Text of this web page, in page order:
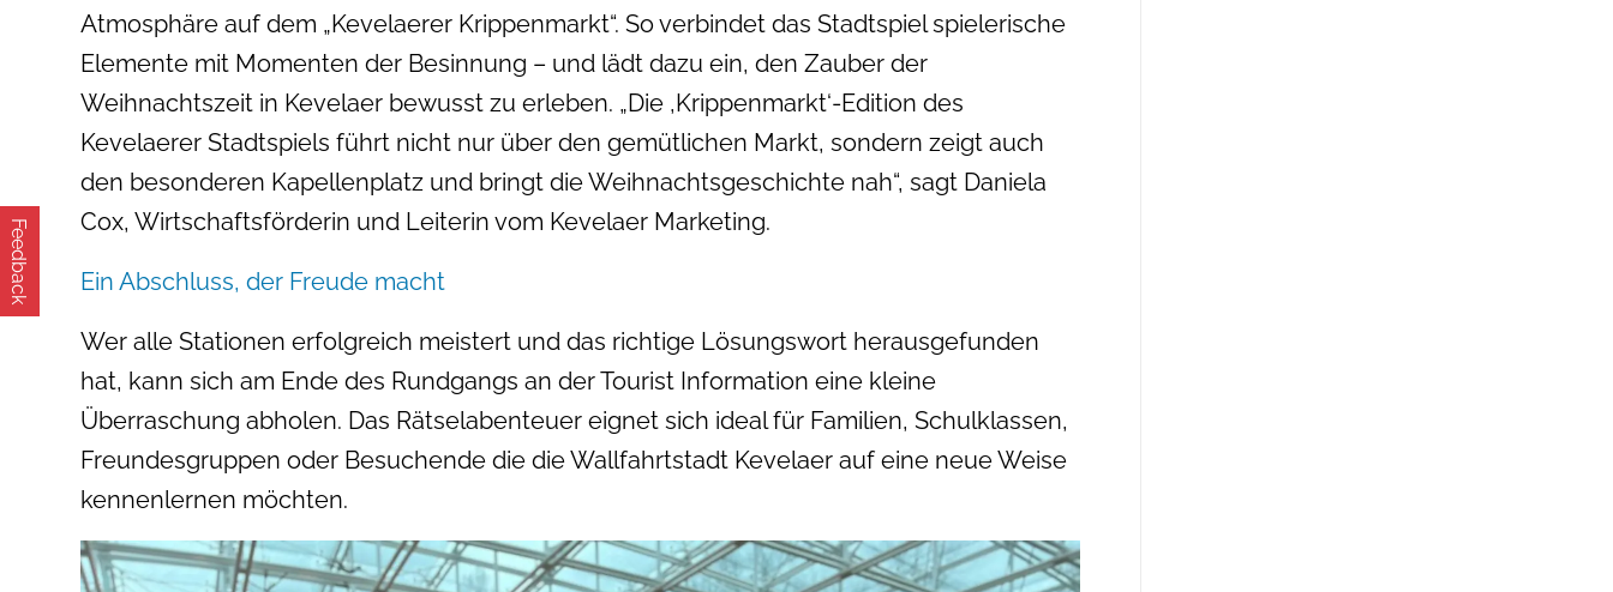
Feedback
Atmosphäre auf dem „Kevelaerer Krippenmarkt“. So verbindet das Stadtspiel spielerische
Elemente mit Momenten der Besinnung – und lädt dazu ein, den Zauber der
Weihnachtszeit in Kevelaer bewusst zu erleben. „Die ‚Krippenmarkt‘-Edition des
Kevelaerer Stadtspiels führt nicht nur über den gemütlichen Markt, sondern zeigt auch
den besonderen Kapellenplatz und bringt die Weihnachtsgeschichte nah“, sagt Daniela
Cox, Wirtschaftsförderin und Leiterin vom Kevelaer Marketing.
Ein Abschluss, der Freude macht
Wer alle Stationen erfolgreich meistert und das richtige Lösungswort herausgefunden
hat, kann sich am Ende des Rundgangs an der Tourist Information eine kleine
Überraschung abholen. Das Rätselabenteuer eignet sich ideal für Familien, Schulklassen,
Freundesgruppen oder Besuchende die die Wallfahrtstadt Kevelaer auf eine neue Weise
kennenlernen möchten.